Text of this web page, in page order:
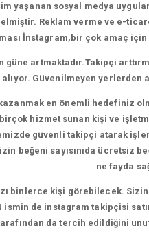
yaşanan sosyal medya
Reklam verme ve e-
İnstagram,bir çok amaç
artmaktadır.Takipçi
alıyor. Güvenilmeyen yerlerden
en önemli hedefiniz
hizmet sunan kişi ve
güvenli takipçi atarak
beğeni sayısınıda ücretsiz
ne fayda
binlerce kişi görebilecek.
de instagram takipçisi
da tercih edildiğini